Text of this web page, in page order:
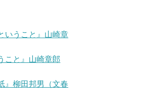
いうこと』山崎章
こと』山崎章郎
』柳田邦男（文春